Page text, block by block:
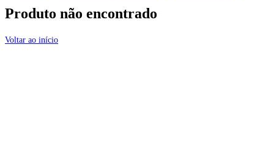
Produto não encontrado
Voltar ao início